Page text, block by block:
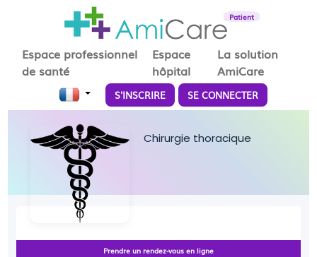
Patient
Espace professionnel
de santé
Espace
hôpital
La solution
AmiCare
S'INSCRIRE SE CONNECTER
Chirurgie thoracique
Prendre un rendez-vous en ligne